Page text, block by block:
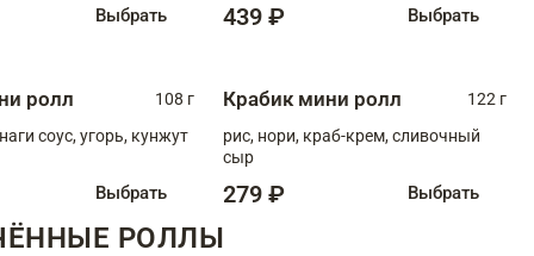
Выбрать 439 ₽ Выбрать
ролл
108 г
соус, угорь, кунжут
Выбрать
Крабик мини ролл
122 г
рис, нори, краб-крем, сливочный
сыр
279 ₽ Выбрать
РОЛЛЫ